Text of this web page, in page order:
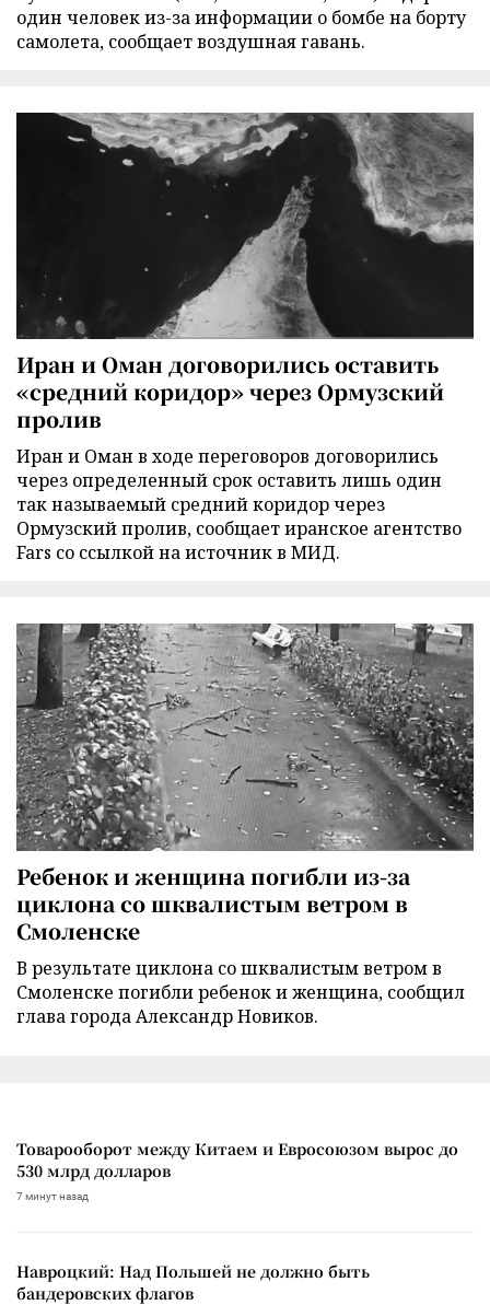
один человек из-за информации о бомбе на борту
самолета, сообщает воздушная гавань.
Иран и Оман договорились оставить
«средний коридор» через Ормузский
пролив
Иран и Оман в ходе переговоров договорились
через определенный срок оставить лишь один
так называемый средний коридор через
Ормузский пролив, сообщает иранское агентство
Fars со ссылкой на источник в МИД.
Ребенок и женщина погибли из-за
циклона со шквалистым ветром в
Смоленске
В результате циклона со шквалистым ветром в
Смоленске погибли ребенок и женщина, сообщил
глава города Александр Новиков.
Товарооборот между Китаем и Евросоюзом вырос до
530 млрд долларов
7 минут назад
Навроцкий: Над Польшей не должно быть
бандеровских флагов